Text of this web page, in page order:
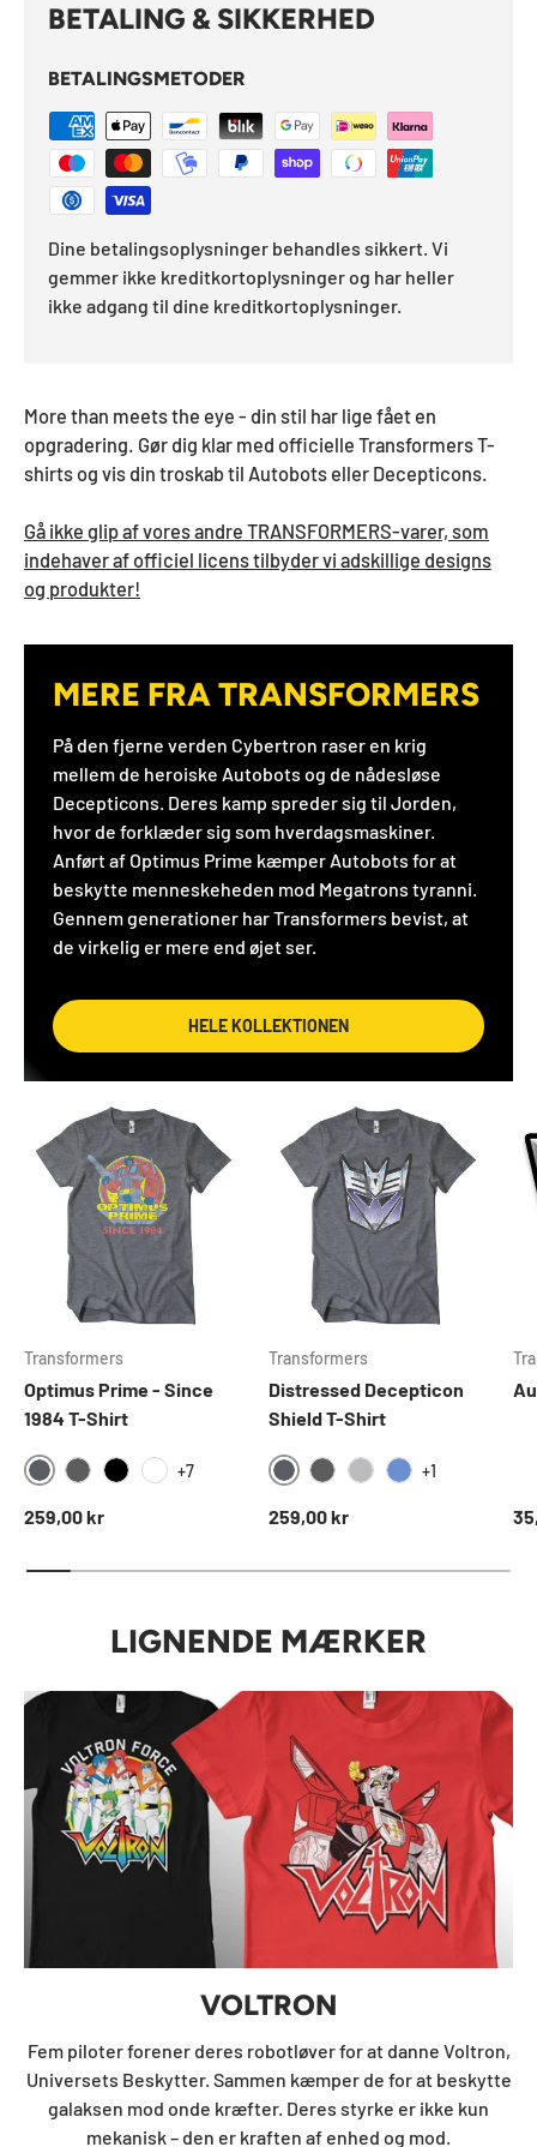
BETALING & SIKKERHED
BETALINGSMETODER
Dine betalingsoplysninger behandles sikkert. Vi
gemmer ikke kreditkortoplysninger og har heller
ikke adgang til dine kreditkortoplysninger.
More than meets the eye - din stil har lige fået en
opgradering. Gør dig klar med officielle Transformers T-
shirts og vis din troskab til Autobots eller Decepticons.
Gå ikke glip af vores andre TRANSFORMERS-varer, som
indehaver af officiel licens tilbyder vi adskillige designs
og produkter!
MERE FRA TRANSFORMERS
På den fjerne verden Cybertron raser en krig
mellem de heroiske Autobots og de nådesløse
Decepticons. Deres kamp spreder sig til Jorden,
hvor de forklæder sig som hverdagsmaskiner.
Anført af Optimus Prime kæmper Autobots for at
beskytte menneskeheden mod Megatrons tyranni.
Gennem generationer har Transformers bevist, at
de virkelig er mere end øjet ser.
HELE KOLLEKTIONEN
Transformers
Optimus Prime - Since
1984 T-Shirt
DARKHEATHER
DARKGREY
BLACKWHITE
+7
Normal pris
259,00 kr
Transformers
Distressed Decepticon
Shield T-Shirt
DARKHEATHER
DARKGREYHEATHERGREY
BLUEHEATHER
+1
Normal pris
259,00 kr
LIGNENDE MÆRKER
VOLTRON
Fem piloter forener deres robotløver for at danne Voltron,
Universets Beskytter. Sammen kæmper de for at beskytte
galaksen mod onde kræfter. Deres styrke er ikke kun
mekanisk – den er kraften af ​​enhed og mod.